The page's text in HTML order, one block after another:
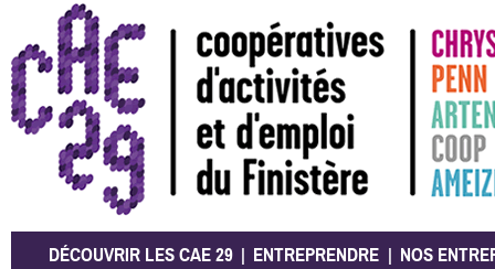
CAE 29
DÉCOUVRIR LES CAE 29 ENTREPRENDRE NOS